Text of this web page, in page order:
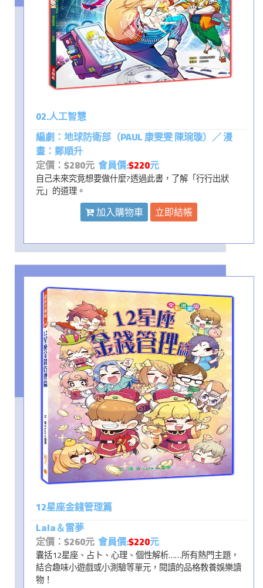
02.人工智慧
編劇：地球防衛部（PAUL 康雯雯 陳琬璇）／ 漫
畫：鄭順升
定價：$280元 會員價:$220元
自己未來究竟想要做什麼?透過此書，了解「行行出狀
元」的道理。
加入購物車 立即結帳
12星座金錢管理篇
Lala＆雷夢
定價：$260元 會員價:$220元
囊括12星座、占卜、心理、個性解析……所有熱門主題，
結合趣味小遊戲或小測驗等單元，閱讀的品格教養娛樂讀
物！